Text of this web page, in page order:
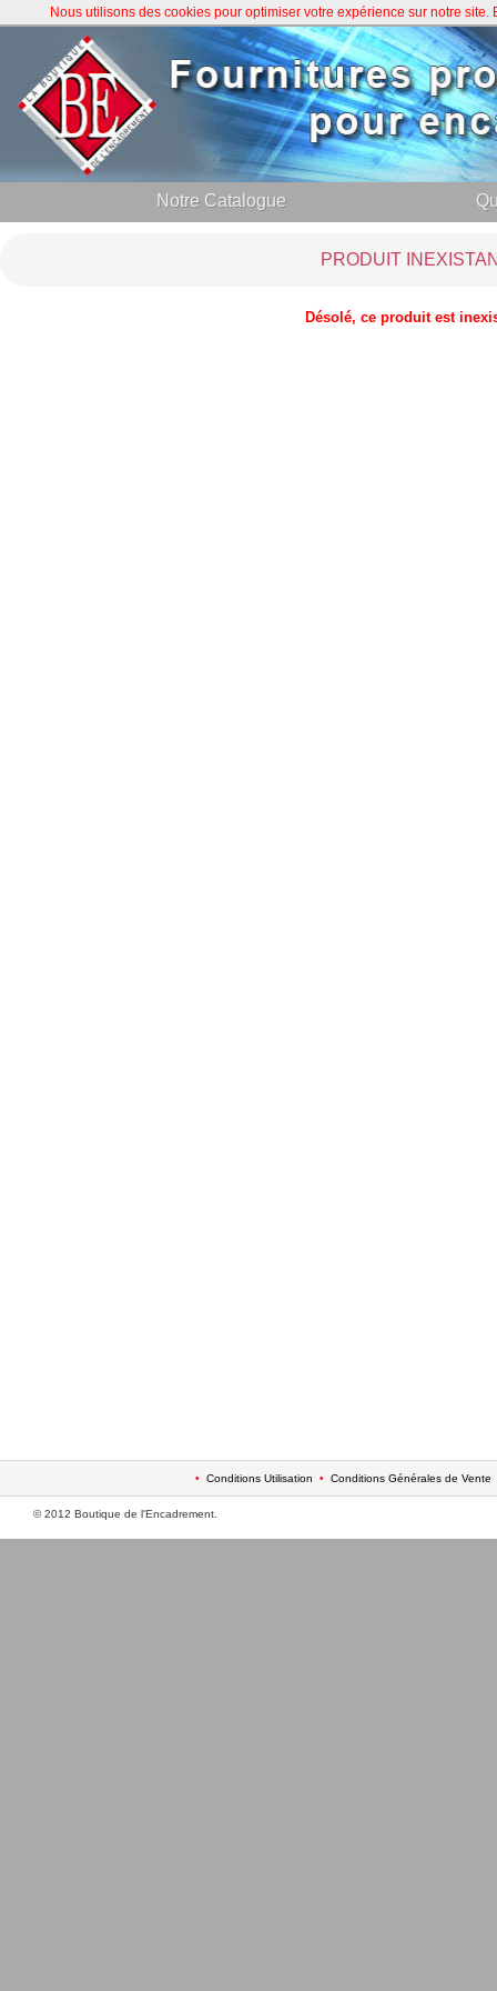
Notre Catalogue
PRODUIT
Désolé, ce produit est
• Conditions Utilisation • Conditions Générales de Vente
© 2012 Boutique de l'Encadrement.
Nous utilisons des cookies pour optimiser votre expérience sur notre